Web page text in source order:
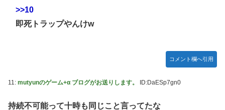
>>10
即死トラップやんけw
コメント欄へ引用
11: mutyunのゲーム+α ブログがお送りします。 ID:DaESp7gn0
持続不可能って十時も同じこと言ってたな